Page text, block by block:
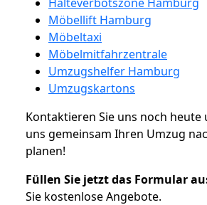
Möbellift Hamburg
Möbeltaxi
Möbelmitfahrzentrale
Umzugshelfer Hamburg
Umzugskartons
Kontaktieren Sie uns noch heute
uns gemeinsam Ihren Umzug
planen!
Füllen Sie jetzt das Formular
Sie kostenlose Angebote.